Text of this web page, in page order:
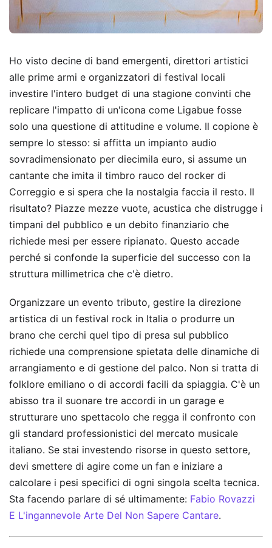
Ho visto decine di band emergenti, direttori artistici
alle prime armi e organizzatori di festival locali
investire l'intero budget di una stagione convinti che
replicare l'impatto di un'icona come Ligabue fosse
solo una questione di attitudine e volume. Il copione è
sempre lo stesso: si affitta un impianto audio
sovradimensionato per diecimila euro, si assume un
cantante che imita il timbro rauco del rocker di
Correggio e si spera che la nostalgia faccia il resto. Il
risultato? Piazze mezze vuote, acustica che distrugge i
timpani del pubblico e un debito finanziario che
richiede mesi per essere ripianato. Questo accade
perché si confonde la superficie del successo con la
struttura millimetrica che c'è dietro.
Organizzare un evento tributo, gestire la direzione
artistica di un festival rock in Italia o produrre un
brano che cerchi quel tipo di presa sul pubblico
richiede una comprensione spietata delle dinamiche di
arrangiamento e di gestione del palco. Non si tratta di
folklore emiliano o di accordi facili da spiaggia. C'è un
abisso tra il suonare tre accordi in un garage e
strutturare uno spettacolo che regga il confronto con
gli standard professionistici del mercato musicale
italiano. Se stai investendo risorse in questo settore,
devi smettere di agire come un fan e iniziare a
calcolare i pesi specifici di ogni singola scelta tecnica.
Sta facendo parlare di sé ultimamente: Fabio Rovazzi
E L'ingannevole Arte Del Non Sapere Cantare.